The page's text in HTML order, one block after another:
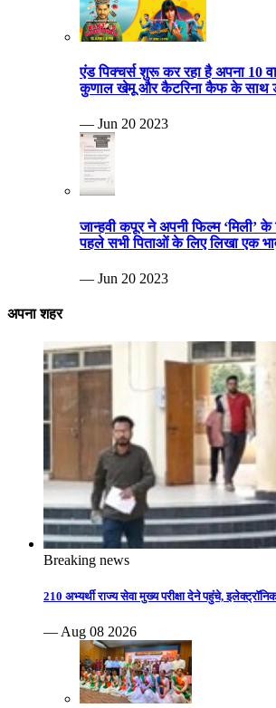
एंड पिक्चर्स शुरू कर रहा है अपना 10
कुणाल खेमू और कैटरिना कैफ के साथ
— Jun 20 2023
जान्हवी कपूर ने अपनी फिल्म ‘मिली’
पहले सभी पिताओं के लिए लिखा एक
— Jun 20 2023
अपना शहर
Breaking news
210 अभ्यर्थी राज्य सेवा मुख्य परीक्षा देने पहुंचे,
— Aug 08 2026